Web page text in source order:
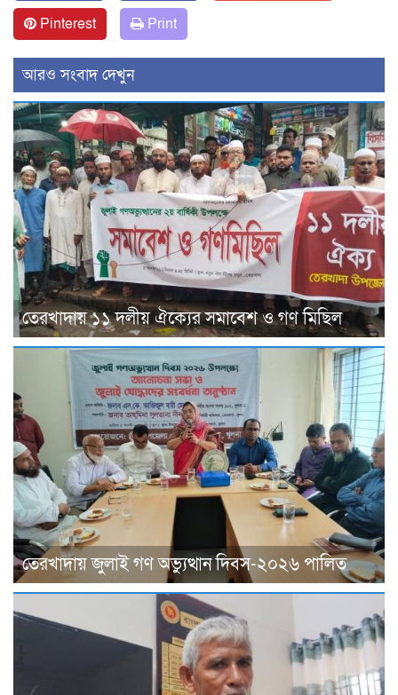
Pinterest
Print
আরও সংবাদ দেখুন
তেরখাদায় ১১ দলীয় ঐক্যের সমাবেশ ও গণ মিছিল
তেরখাদায় জুলাই গণ অভ্যুত্থান দিবস-২০২৬ পালিত